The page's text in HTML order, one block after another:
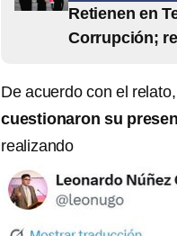
Retienen en
Corrupción;
De acuerdo con el
cuestionaron su
realizando